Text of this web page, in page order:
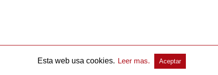
Esta web usa cookies. Leer mas. Aceptar